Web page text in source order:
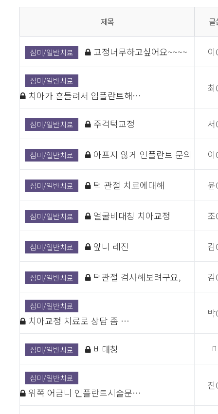
제목 글
심미/일반치료 교정너무하고싶어요~~~~
심미/일반치료
치아가 흔들려서 임플란트해…
심미/일반치료 주걱턱교정
심미/일반치료 아프지 않게 인플란트 문의
심미/일반치료 턱 관절 치료에대해
심미/일반치료 얼굴비대칭 치아교정
심미/일반치료 앞니 레진
심미/일반치료 턱관절 검사해보려구요,
심미/일반치료
치아교정 치료로 상담 좀 …
심미/일반치료 비대칭
심미/일반치료
위쪽 어금니 인플란트시술문…